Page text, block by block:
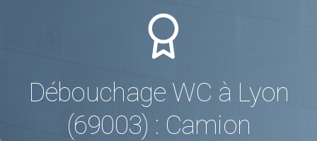
Débouchage WC à Lyon
(69003) : Camion